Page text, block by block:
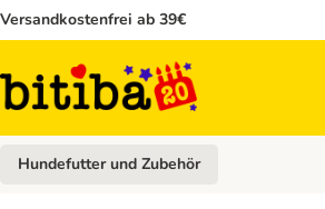
Versandkostenfrei ab 39€
Hundefutter und Zubehör